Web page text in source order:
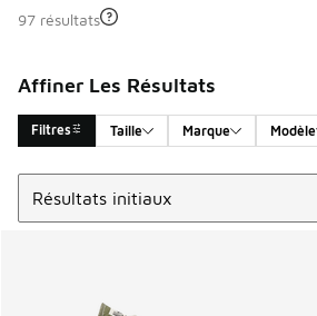
97 résultats
Affiner Les Résultats
Filtres Taille Marque Modèle
Search Results